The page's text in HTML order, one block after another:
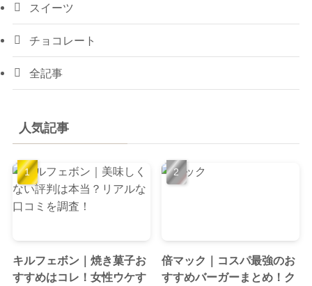
スイーツ
チョコレート
全記事
人気記事
キルフェボン｜焼き菓子お
すすめはコレ！女性ウケす
倍マック｜コスパ最強のお
すすめバーガーまとめ！ク